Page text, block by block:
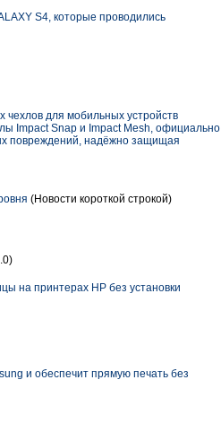
S4, которые проводились
для мобильных устройств
Impact Snap и Impact Mesh, официально
повреждений, надёжно защищая
(Новости короткой строкой)
на принтерах HP без установки
и обеспечит прямую печать без